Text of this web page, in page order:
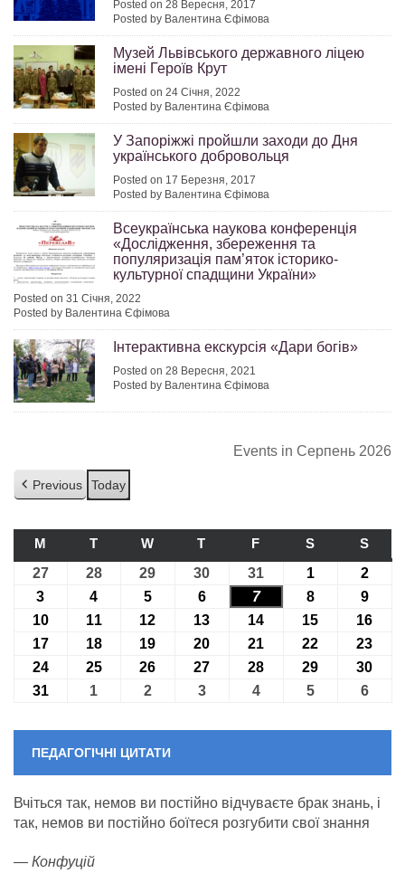
Posted on 28 Вересня, 2017
Posted by Валентина Єфімова
Музей Львівського державного ліцею
імені Героїв Крут
Posted on 24 Січня, 2022
Posted by Валентина Єфімова
У Запоріжжі пройшли заходи до Дня
українського добровольця
Posted on 17 Березня, 2017
Posted by Валентина Єфімова
Всеукраїнська наукова конференція
«Дослідження, збереження та
популяризація пам’яток історико-
культурної спадщини України»
Posted on 31 Січня, 2022
Posted by Валентина Єфімова
Інтерактивна екскурсія «Дари богів»
Posted on 28 Вересня, 2021
Posted by Валентина Єфімова
Events in Серпень 2026
Previous Today
M ПОНЕДІЛОК
T ВІВТОРОК
W СЕРЕДА
T ЧЕТВЕР
F П’ЯТНИЦЯ
S СУБОТА
S
27 27.07.2026
28 28.07.2026
29 29.07.2026
30 30.07.2026
31 31.07.2026
1 01.08.2026
2
3 03.08.2026
4 04.08.2026
5 05.08.2026
6 06.08.2026
707.08.2026
8 08.08.2026
9
10 10.08.2026
11 11.08.2026
12 12.08.2026
13 13.08.2026
14 14.08.2026
15 15.08.2026
16
17 17.08.2026
18 18.08.2026
19 19.08.2026
20 20.08.2026
21 21.08.2026
22 22.08.2026
23
24 24.08.2026
25 25.08.2026
26 26.08.2026
27 27.08.2026
28 28.08.2026
29 29.08.2026
30
31 31.08.2026
1 01.09.2026
2 02.09.2026
3 03.09.2026
4 04.09.2026
5 05.09.2026
6
ПЕДАГОГІЧНІ ЦИТАТИ
Вчіться так, немов ви постійно відчуваєте брак знань, і
так, немов ви постійно боїтеся розгубити свої знання
— Конфуцій